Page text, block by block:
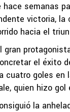
hace semanas
victoria, la
hacia el
gran
el éxito
cuatro goles en
quien hizo gol
la